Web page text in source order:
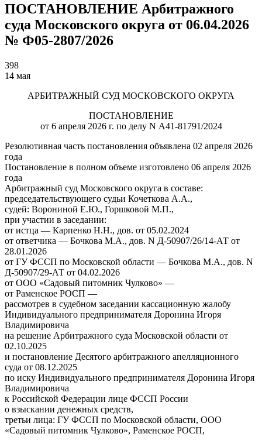
ПОСТАНОВЛЕНИЕ Арбитражного
суда Московского округа от 06.04.2026
№ Ф05-2807/2026
398
14 мая
АРБИТРАЖНЫЙ СУД МОСКОВСКОГО ОКРУГА
ПОСТАНОВЛЕНИЕ
от 6 апреля 2026 г. по делу N А41-81791/2024
Резолютивная часть постановления объявлена 02 апреля 2026
года
Постановление в полном объеме изготовлено 06 апреля 2026
года
Арбитражный суд Московского округа в составе:
председательствующего судьи Кочеткова А.А.,
судей: Ворониной Е.Ю., Горшковой М.П.,
при участии в заседании:
от истца — Карпенко Н.Н., дов. от 05.02.2024
от ответчика — Бочкова М.А., дов. N Д-50907/26/14-АТ от
28.01.2026
от ГУ ФССП по Московской области — Бочкова М.А., дов. N
Д-50907/29-АТ от 04.02.2026
от ООО «Садовый питомник Чулково» —
от Раменское РОСП —
рассмотрев в судебном заседании кассационную жалобу
Индивидуального предпринимателя Доронина Игоря
Владимировича
на решение Арбитражного суда Московской области от
02.10.2025
и постановление Десятого арбитражного апелляционного
суда от 08.12.2025
по иску Индивидуального предпринимателя Доронина Игоря
Владимировича
к Российской Федерации лице ФССП России
о взыскании денежных средств,
третьи лица: ГУ ФССП по Московской области, ООО
«Садовый питомник Чулково», Раменское РОСП,